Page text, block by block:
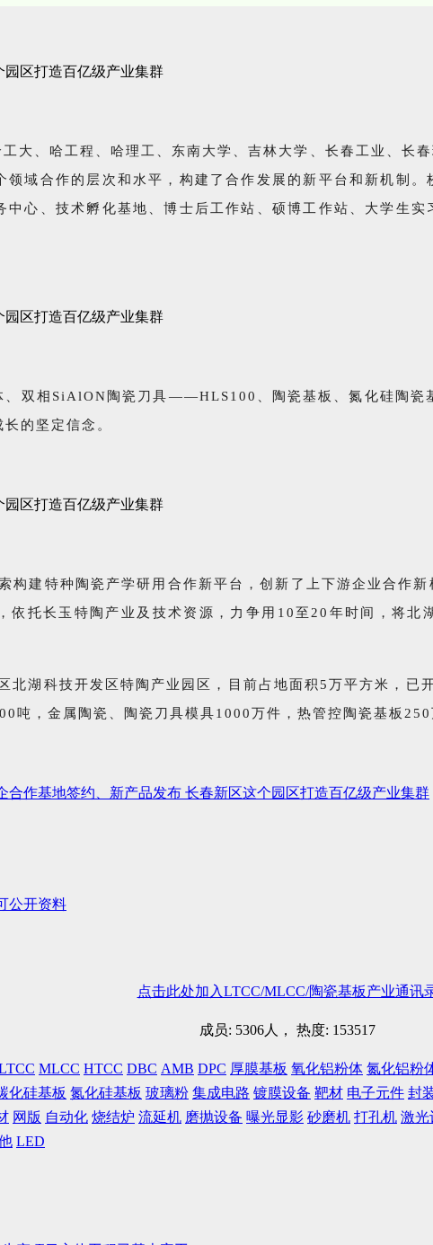
大、哈工程、哈理工、东南大学、吉林大学、长春工业、长
域合作的层次和水平，构建了合作发展的新平台和新机制
心、技术孵化基地、博士后工作站、硕博工作站、大学生
、双相SiAlON陶瓷刀具——HLS100、陶瓷基板、氮化硅陶瓷
的坚定信念。
构建特种陶瓷产学研用合作新平台，创新了上下游企业合作
依托长玉特陶产业及技术资源，力争用10至20年时间，将
北湖科技开发区特陶产业园区，目前占地面积5万平方米，已
吨，金属陶瓷、陶瓷刀具模具1000万件，热管控陶瓷基板250
合作基地签约、新产品发布 长春新区这个园区打造百亿级产业集群
公开资料
点击此处加入LTCC/MLCC/陶瓷基板产业通讯
成员: 5306人， 热度: 153517
MLCC HTCC DBC AMB DPC 厚膜基板 氧化铝粉体 氮化铝粉
化硅基板 氮化硅基板 玻璃粉 集成电路 镀膜设备 靶材 电子元件 封
网版 自动化 烧结炉 流延机 磨抛设备 曝光显影 砂磨机 打孔机 激光
LED